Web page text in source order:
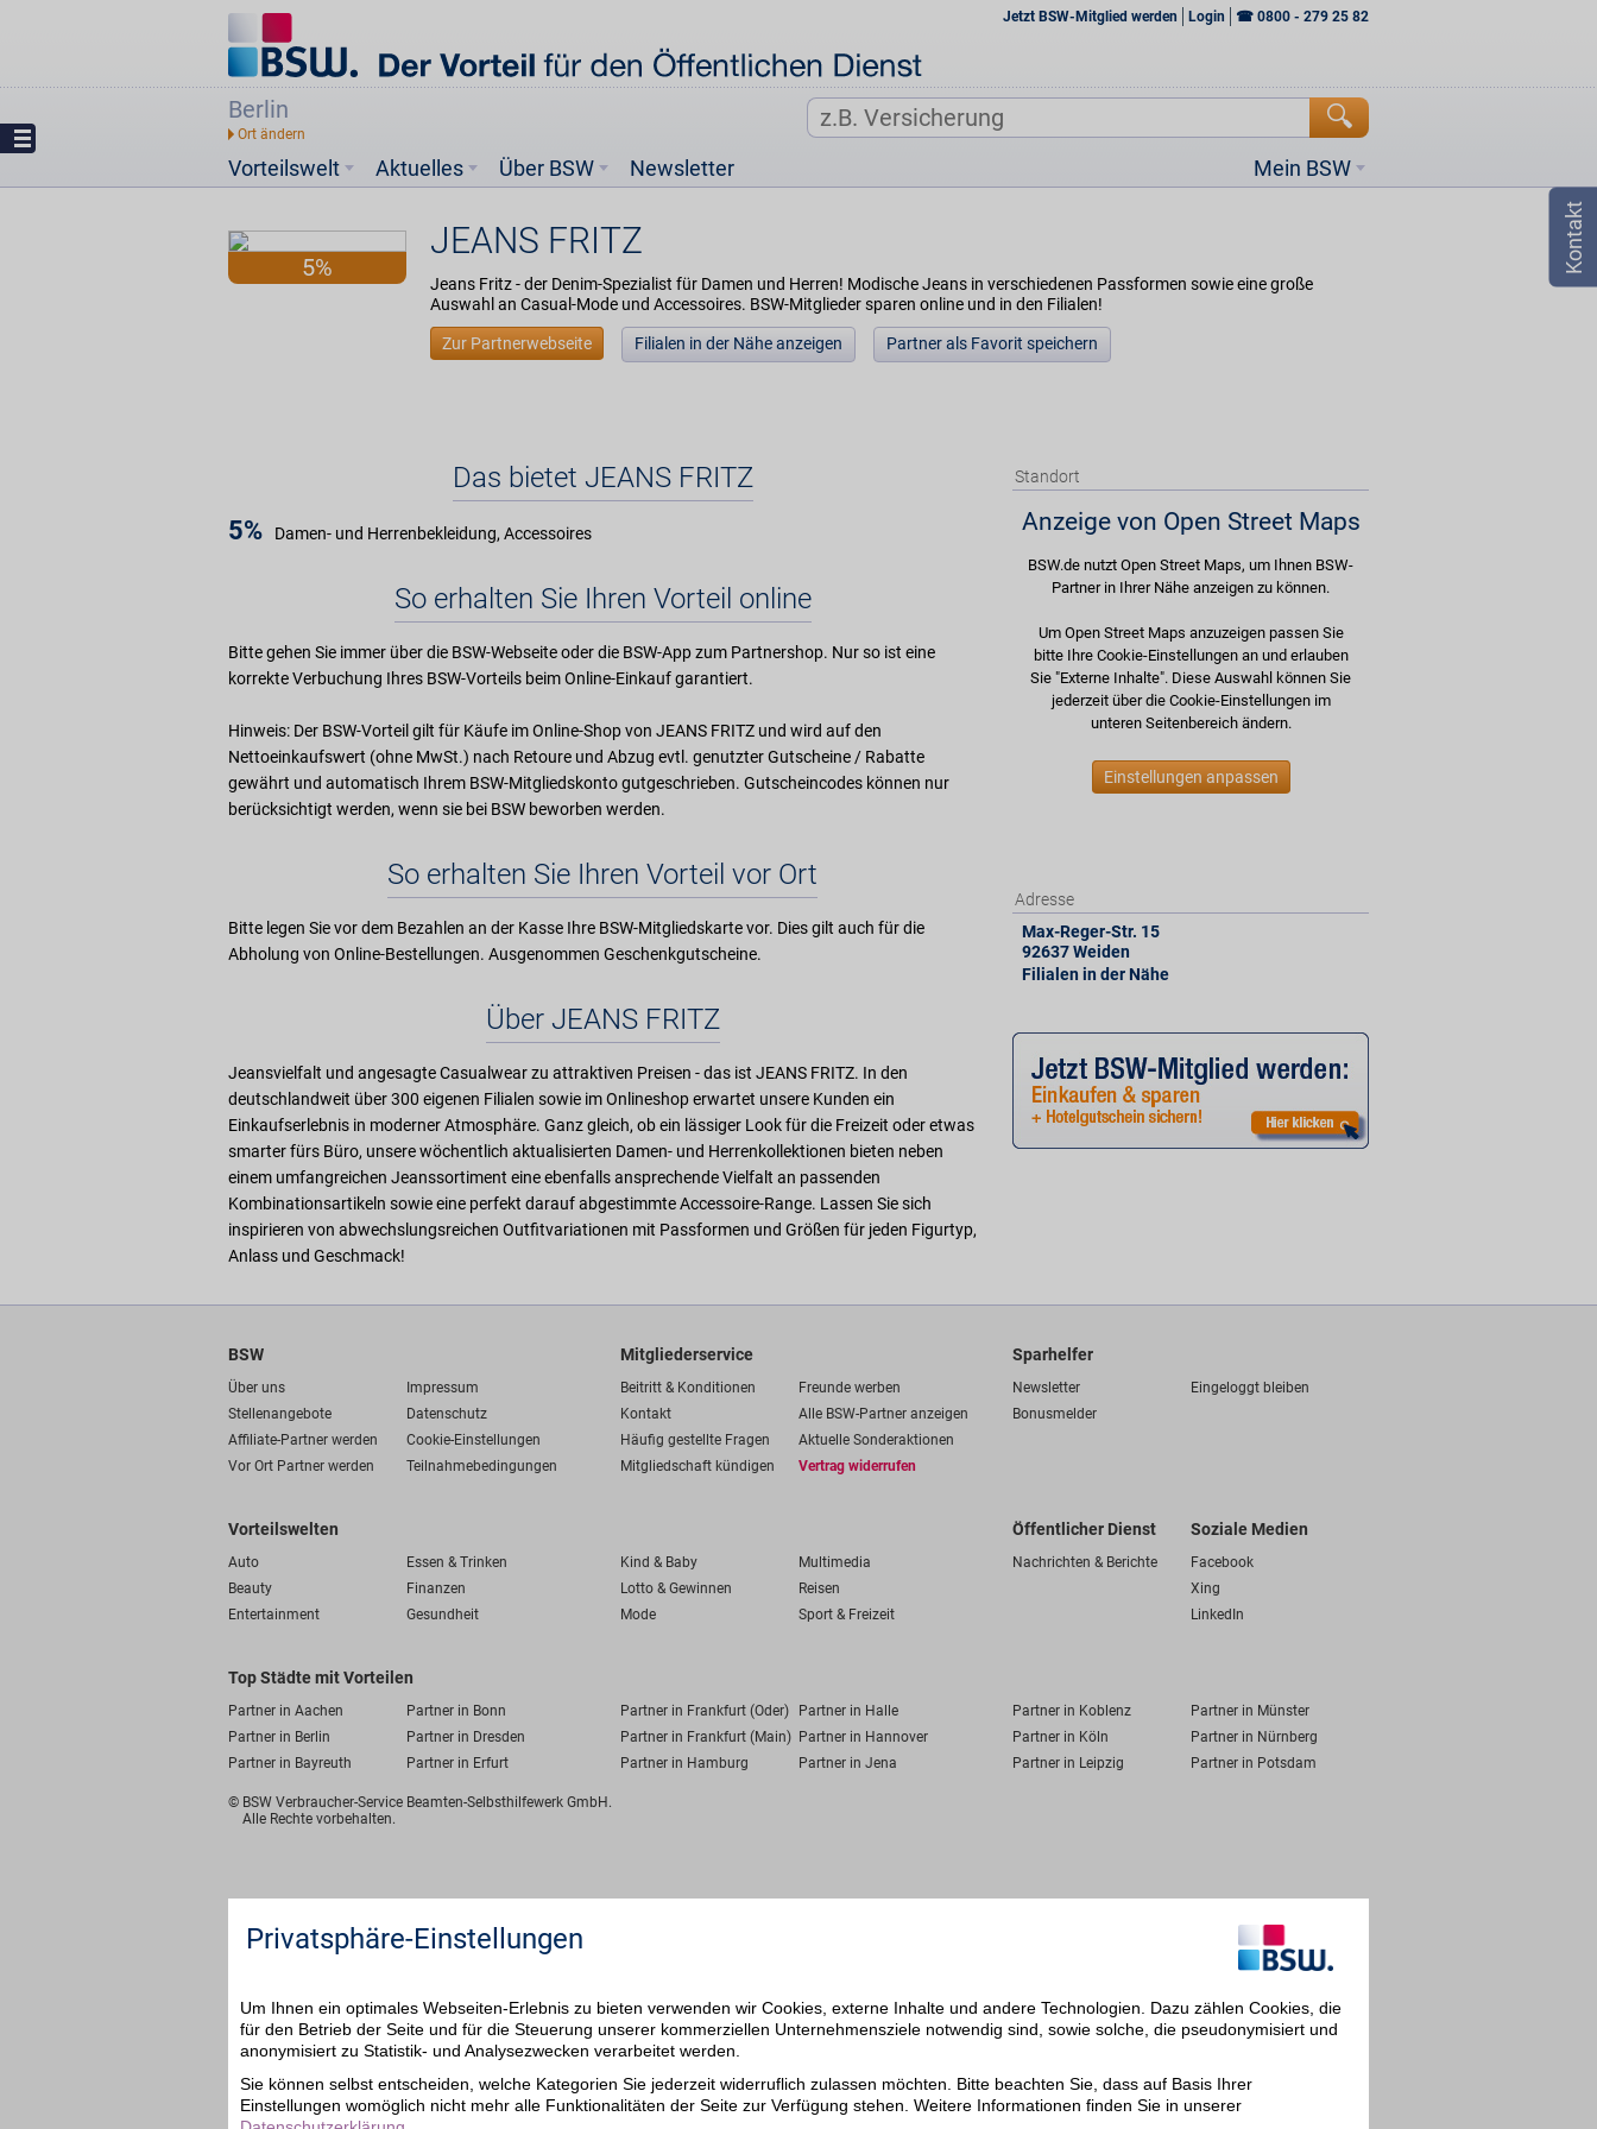
Jetzt BSW-Mitglied werden Login ☎ 0800 - 279 25 82
Berlin
Vorteilswelt Mein BSW
Aktuelles Über BSW Newsletter
5%
JEANS FRITZ
Jeans Fritz - der Denim-Spezialist für Damen und Herren! Modische Jeans in verschiedenen Passformen sowie eine große
Auswahl an Casual-Mode und Accessoires. BSW-Mitglieder sparen online und in den Filialen!
Zur Partnerwebseite Filialen in der Nähe anzeigen Partner als Favorit speichern
Das bietet JEANS FRITZ
5% Damen- und Herrenbekleidung, Accessoires
So erhalten Sie Ihren Vorteil online
Bitte gehen Sie immer über die BSW-Webseite oder die BSW-App zum Partnershop. Nur so ist eine
korrekte Verbuchung Ihres BSW-Vorteils beim Online-Einkauf garantiert.
Hinweis: Der BSW-Vorteil gilt für Käufe im Online-Shop von JEANS FRITZ und wird auf den
Nettoeinkaufswert (ohne MwSt.) nach Retoure und Abzug evtl. genutzter Gutscheine / Rabatte
gewährt und automatisch Ihrem BSW-Mitgliedskonto gutgeschrieben. Gutscheincodes können nur
berücksichtigt werden, wenn sie bei BSW beworben werden.
So erhalten Sie Ihren Vorteil vor Ort
Bitte legen Sie vor dem Bezahlen an der Kasse Ihre BSW-Mitgliedskarte vor. Dies gilt auch für die
Abholung von Online-Bestellungen. Ausgenommen Geschenkgutscheine.
Über JEANS FRITZ
Jeansvielfalt und angesagte Casualwear zu attraktiven Preisen - das ist JEANS FRITZ. In den
deutschlandweit über 300 eigenen Filialen sowie im Onlineshop erwartet unsere Kunden ein
Einkaufserlebnis in moderner Atmosphäre. Ganz gleich, ob ein lässiger Look für die Freizeit oder etwas
smarter fürs Büro, unsere wöchentlich aktualisierten Damen- und Herrenkollektionen bieten neben
einem umfangreichen Jeanssortiment eine ebenfalls ansprechende Vielfalt an passenden
Kombinationsartikeln sowie eine perfekt darauf abgestimmte Accessoire-Range. Lassen Sie sich
inspirieren von abwechslungsreichen Outfitvariationen mit Passformen und Größen für jeden Figurtyp,
Anlass und Geschmack!
Standort
Anzeige von Open Street Maps
BSW.de nutzt Open Street Maps, um Ihnen BSW-
Partner in Ihrer Nähe anzeigen zu können.
Um Open Street Maps anzuzeigen passen Sie
bitte Ihre Cookie-Einstellungen an und erlauben
Sie "Externe Inhalte". Diese Auswahl können Sie
jederzeit über die Cookie-Einstellungen im
unteren Seitenbereich ändern.
Einstellungen anpassen
Adresse
Max-Reger-Str. 15
92637Weiden
Filialen in der Nähe
BSW
Über uns
Impressum
Stellenangebote
Datenschutz
Affiliate-Partner werden
Cookie-Einstellungen
Vor Ort Partner werden
Teilnahmebedingungen
Mitgliederservice
Beitritt & Konditionen
Freunde werben
Kontakt
Alle BSW-Partner anzeigen
Häufig gestellte Fragen
Aktuelle Sonderaktionen
Mitgliedschaft kündigen
Vertrag widerrufen
Sparhelfer
Newsletter
Eingeloggt bleiben
Bonusmelder
Vorteilswelten
Auto Essen & Trinken Kind & Baby
Multimedia
Beauty
Finanzen Lotto & Gewinnen
Reisen
Entertainment
Gesundheit Mode Sport & Freizeit
Öffentlicher Dienst
Nachrichten & Berichte
Soziale Medien
Facebook
Xing
LinkedIn
Top Städte mit Vorteilen
Partner in Aachen Partner in Bonn Partner in Frankfurt (Oder) Partner in Halle Partner in Koblenz
Partner in Münster
Partner in Berlin
Partner in Dresden Partner in Frankfurt (Main) Partner in Hannover Partner in Köln
Partner in Nürnberg
Partner in Bayreuth
Partner in Erfurt Partner in Hamburg Partner in Jena Partner in Leipzig Partner in Potsdam
© BSW Verbraucher-Service Beamten-Selbsthilfewerk GmbH.
Alle Rechte vorbehalten.
Privatsphäre-Einstellungen
Um Ihnen ein optimales Webseiten-Erlebnis zu bieten verwenden wir Cookies, externe Inhalte und andere Technologien. Dazu zählen Cookies, die
für den Betrieb der Seite und für die Steuerung unserer kommerziellen Unternehmensziele notwendig sind, sowie solche, die pseudonymisiert und
anonymisiert zu Statistik- und Analysezwecken verarbeitet werden.
Sie können selbst entscheiden, welche Kategorien Sie jederzeit widerruflich zulassen möchten. Bitte beachten Sie, dass auf Basis Ihrer
Einstellungen womöglich nicht mehr alle Funktionalitäten der Seite zur Verfügung stehen. Weitere Informationen finden Sie in unserer